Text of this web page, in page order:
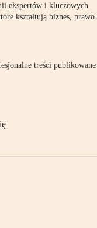
ekspertów i kluczowych
kształtują biznes, prawo
treści publikowane